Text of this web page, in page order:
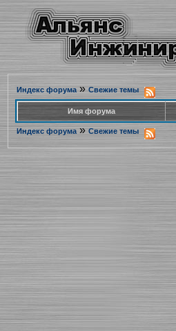
Индекс форума» Свежие темы
Имя форума
Индекс форума » Свежие темы